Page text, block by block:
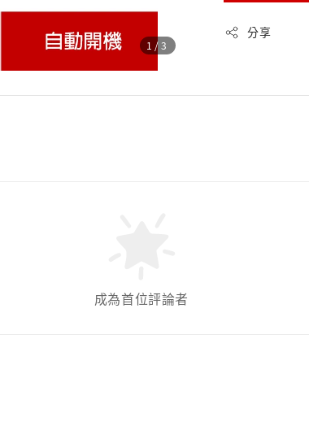
1 /3
分享
成為首位評論者